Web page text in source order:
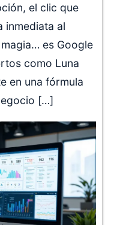
el clic que
inmediata al
es Google
como Luna
en una fórmula
[…]